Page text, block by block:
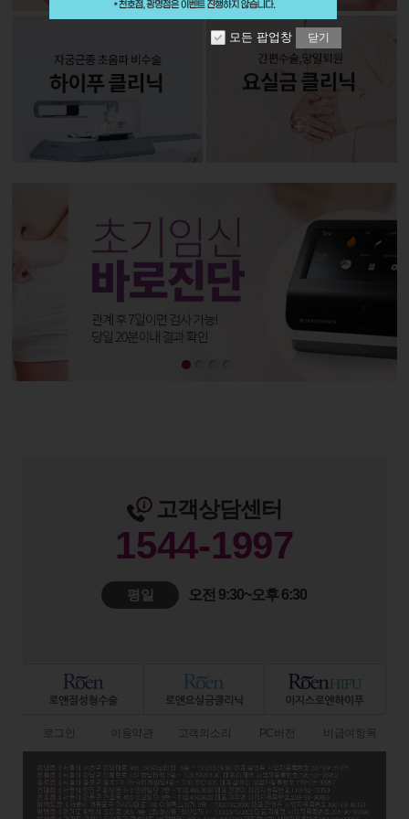
모든 팝업창 닫기
고객상담센터
1544-1997
평일 오전 9:30~오후 6:30
로그인 이용약관 고객의소리 PC버전 비급여항목